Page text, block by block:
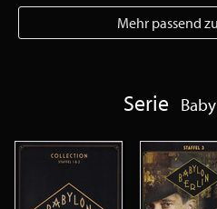
Mehr passend
Serie